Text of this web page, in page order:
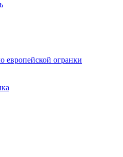
европейской огранки